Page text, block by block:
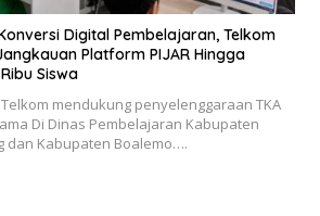
Digital Pembelajaran, Telkom
Platform PIJAR Hingga
Siswa
mendukung penyelenggaraan TKA
Di Dinas Pembelajaran Kabupaten
dan Kabupaten Boalemo….